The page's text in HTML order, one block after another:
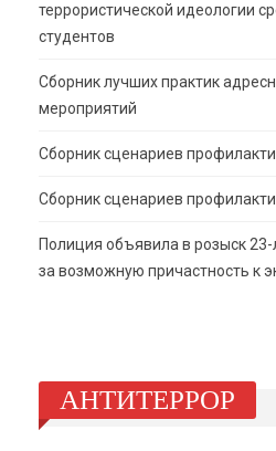
террористической идеологии
студентов
Сборник лучших практик
мероприятий
Сборник сценариев
Сборник сценариев
Полиция объявила в розыск
за возможную причастность к
АНТИТЕРРОР